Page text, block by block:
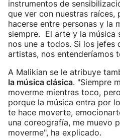
instrumentos de
que ver con nuestras
hacerse entre personas y la
siempre. El arte y la música
nos une a todos. Si los jefes
artistas, nos entenderíamos
A Malikian se le atribuye
la música clásica. "Siempre
moverme mientras toco,
porque la música entra por
te hace moverte,
una coreografía, me muevo
moverme", ha explicado.